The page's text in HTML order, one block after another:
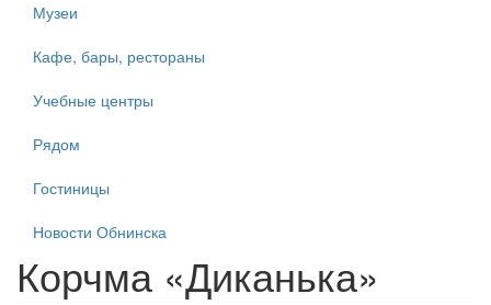
Музеи
Кафе, бары, рестораны
Учебные центры
Рядом
Гостиницы
Новости Обнинска
Корчма «Диканька»